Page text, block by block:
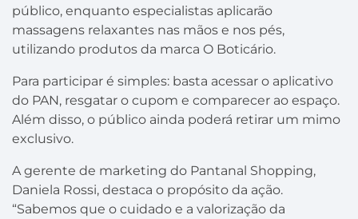
público, enquanto especialistas aplicarão
massagens relaxantes nas mãos e nos pés,
utilizando produtos da marca O Boticário.
Para participar é simples: basta acessar o aplicativo
do PAN, resgatar o cupom e comparecer ao espaço.
Além disso, o público ainda poderá retirar um mimo
exclusivo.
A gerente de marketing do Pantanal Shopping,
Daniela Rossi, destaca o propósito da ação.
“Sabemos que o cuidado e a valorização da